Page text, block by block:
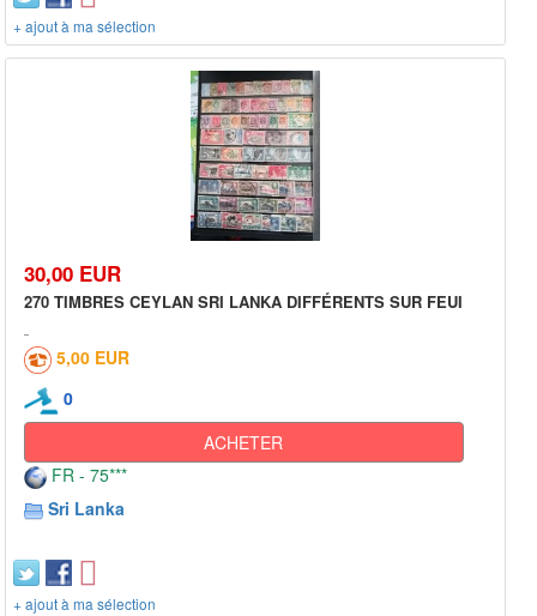
+ ajout à ma sélection
30,00 EUR
270 TIMBRES CEYLAN SRI LANKA DIFFÉRENTS SUR FEUI
5,00 EUR
0
ACHETER
FR - 75***
Sri Lanka
+ ajout à ma sélection